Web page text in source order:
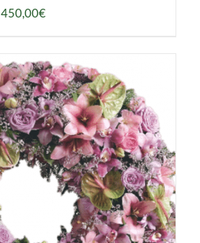
DÉTAILS
450,00€